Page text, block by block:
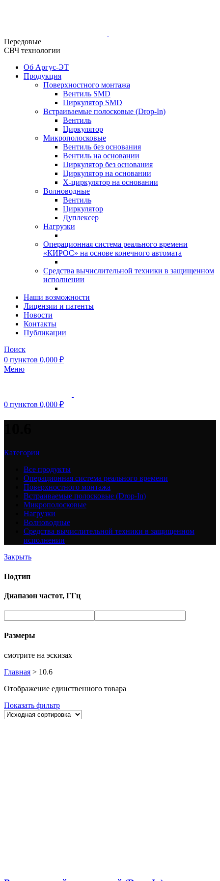
Передовые
СВЧ технологии
Об Аргус-ЭТ
Продукция
Поверхностного монтажа
Вентиль SMD
Циркулятор SMD
Встраиваемые полосковые (Drop-In)
Вентиль
Циркулятор
Микрополосковые
Вентиль без основания
Вентиль на основании
Циркулятор без основания
Циркулятор на основании
Х-циркулятор на основании
Волноводные
Вентиль
Циркулятор
Дуплексер
Нагрузки
Операционная система реального времени
«КИРОС» на основе конечного автомата
Средства вычислительной техники в защищенном
исполнении
Наши возможности
Лицензии и патенты
Новости
Контакты
Публикации
Поиск
0 пунктов 0,000 ₽
Меню
0 пунктов 0,000 ₽
Категории
Все продукты
Операционная система реального времени
Поверхностного монтажа
Встраиваемые полосковые (Drop-In)
Микрополосковые
Нагрузки
Волноводные
Средства вычислительной техники в защищенном
исполнении
Закрыть
Подтип
Диапазон частот, ГГц
Размеры
смотрите на эскизах
Главная > 10.6
Отображение единственного товара
Показать фильтр